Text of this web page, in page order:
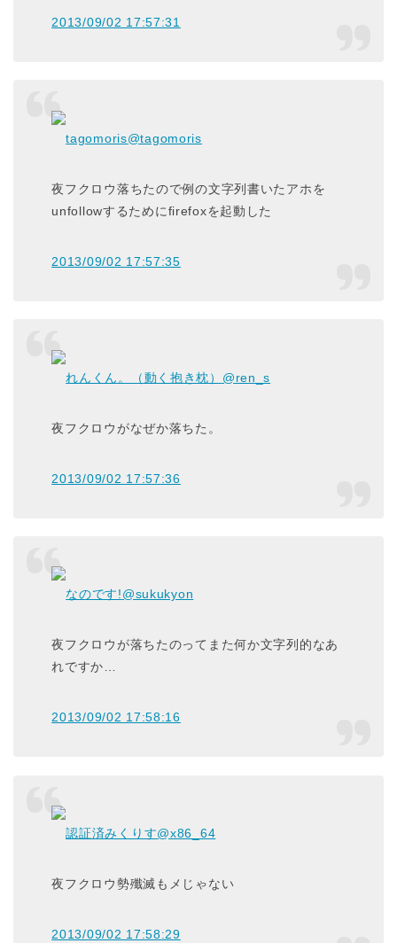
2013/09/02 17:57:31
tagomoris@tagomoris
夜フクロウ落ちたので例の文字列書いたアホを
unfollowするためにfirefoxを起動した
2013/09/02 17:57:35
れんくん。（動く抱き枕） @ren_s
夜フクロウがなぜか落ちた。
2013/09/02 17:57:36
なのです!@sukukyon
夜フクロウが落ちたのってまた何か文字列的なあ
れですか…
2013/09/02 17:58:16
認証済みくりす@x86_64
夜フクロウ勢殲滅もメじゃない
2013/09/02 17:58:29